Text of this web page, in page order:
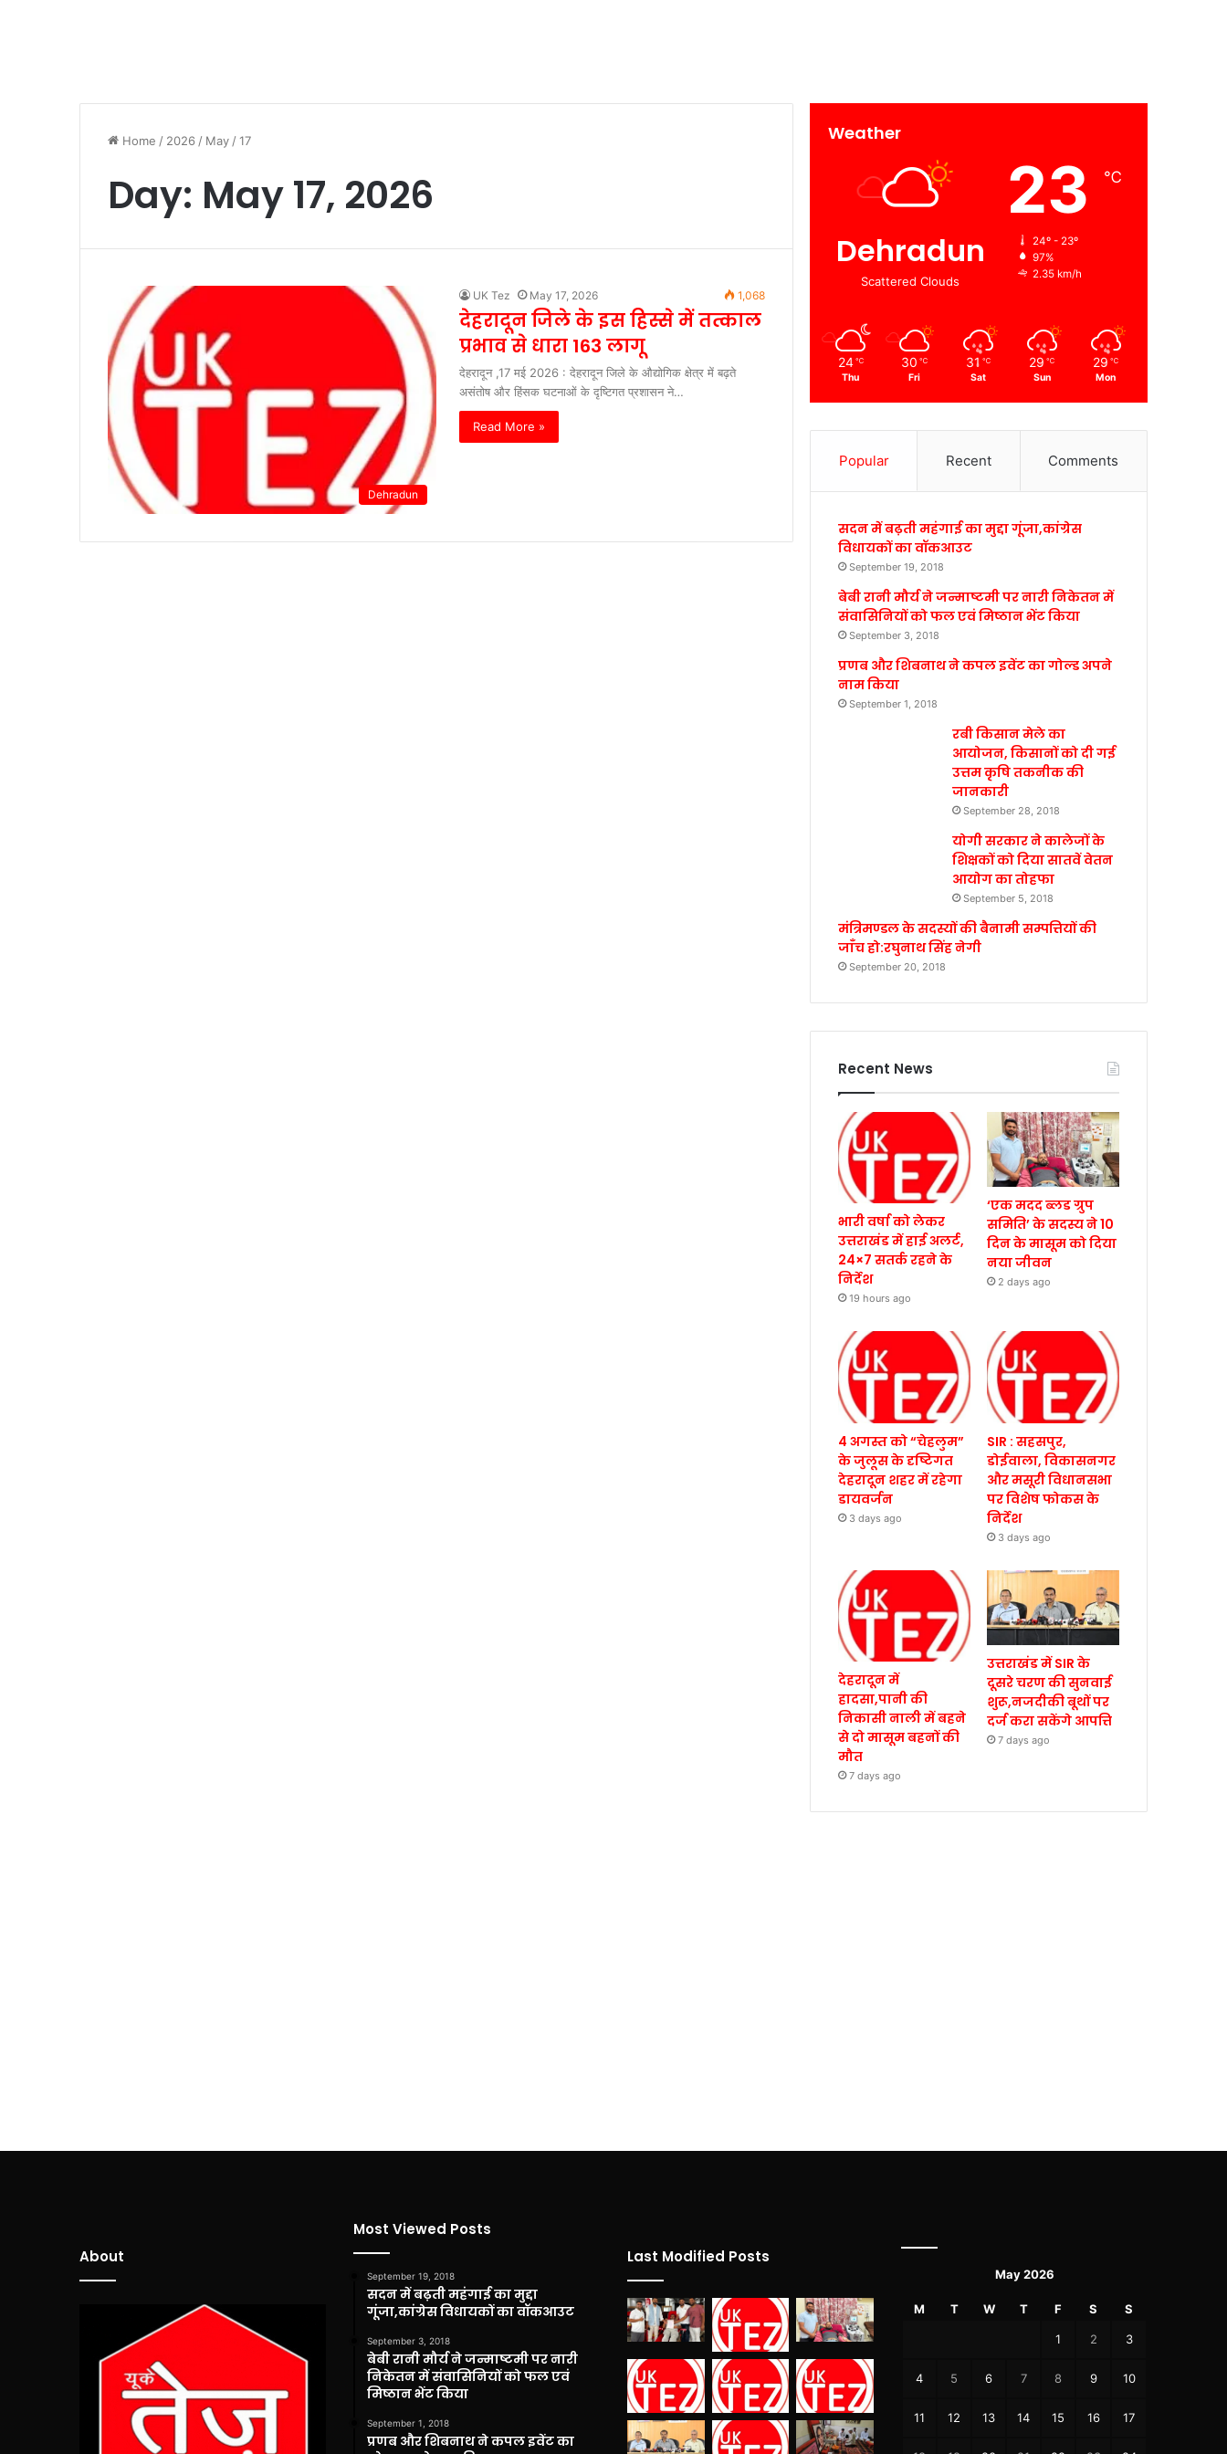
Home / 2026 / May /17
Day: May 17, 2026
Dehradun
UK Tez May 17, 2026 1,068
देहरादून जिले के इस हिस्से में तत्काल
प्रभाव से धारा 163 लागू
देहरादून ,17 मई 2026 : देहरादून जिले के औद्योगिक क्षेत्र में बढ़ते
असंतोष और हिंसक घटनाओं के दृष्टिगत प्रशासन ने…
Read More »
Weather
Dehradun
Scattered Clouds
23 ℃
24º - 23º
97%
2.35 km/h
24 ℃
Thu
30 ℃
Fri
31 ℃
Sat
29 ℃
Sun
29 ℃
Mon
Popular Recent Comments
सदन में बढ़ती महंगाई का मुद्दा गूंजा,कांग्रेस
विधायकों का वॉकआउट
September 19, 2018
बेबी रानी मौर्य ने जन्माष्टमी पर नारी निकेतन में
संवासिनियों को फल एवं मिष्ठान भेंट किया
September 3, 2018
प्रणब और शिबनाथ ने कपल इवेंट का गोल्ड अपने
नाम किया
September 1, 2018
रबी किसान मेले का
आयोजन, किसानों को दी गई
उत्तम कृषि तकनीक की
जानकारी
September 28, 2018
योगी सरकार ने कालेजों के
शिक्षकों को दिया सातवें वेतन
आयोग का तोहफा
September 5, 2018
मंत्रिमण्डल के सदस्यों की बैनामी सम्पत्तियों की
जाँच हो:रघुनाथ सिंह नेगी
September 20, 2018
Recent News
भारी वर्षा को लेकर
उत्तराखंड में हाई अलर्ट,
24×7 सतर्क रहने के
निर्देश
19 hours ago
‘एक मदद ब्लड ग्रुप
समिति’ के सदस्य ने 10
दिन के मासूम को दिया
नया जीवन
2 days ago
4 अगस्त को “चेहलुम”
के जुलूस के दृष्टिगत
देहरादून शहर में रहेगा
डायवर्जन
3 days ago
SIR : सहसपुर,
डोईवाला, विकासनगर
और मसूरी विधानसभा
पर विशेष फोकस के
निर्देश
3 days ago
देहरादून में
हादसा,पानी की
निकासी नाली में बहने
से दो मासूम बहनों की
मौत
7 days ago
उत्तराखंड में SIR के
दूसरे चरण की सुनवाई
शुरू,नजदीकी बूथों पर
दर्ज करा सकेंगे आपत्ति
7 days ago
About
Most Viewed Posts
September 19, 2018
सदन में बढ़ती महंगाई का मुद्दा
गूंजा,कांग्रेस विधायकों का वॉकआउट
September 3, 2018
बेबी रानी मौर्य ने जन्माष्टमी पर नारी
निकेतन में संवासिनियों को फल एवं
मिष्ठान भेंट किया
September 1, 2018
प्रणब और शिबनाथ ने कपल इवेंट का
Last Modified Posts
May 2026
M T W T F S S
1 2 3
4 5 6 7 8 9 10
11 12 13 14 15 16 17